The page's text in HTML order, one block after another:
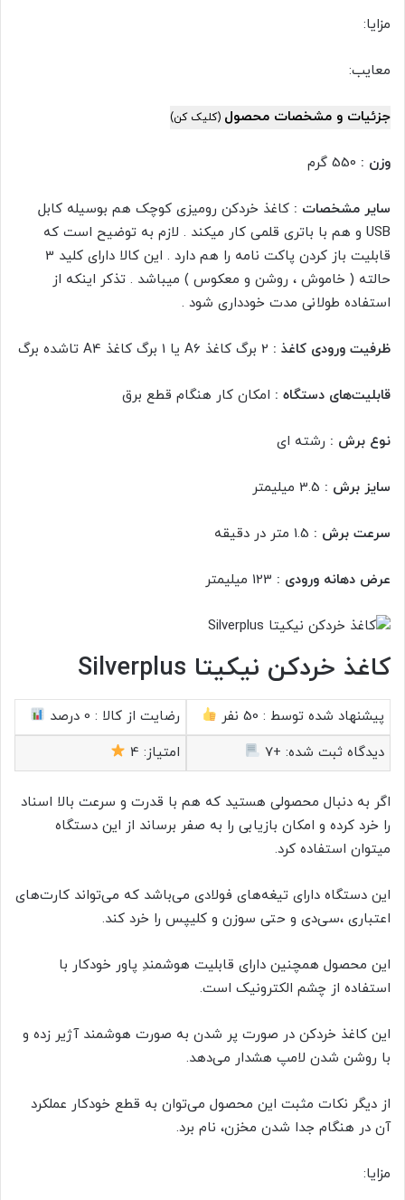
مزایا:
معایب:
جزئیات و مشخصات محصول (کلیک کن)
وزن :
سایر مشخصات : کاغذ خردکن رومیزی کوچک هم بوسیله کابل
USB و هم با باتری قلمی کار میکند . لازم به توضیح است که
قابلیت باز کردن پاکت نامه را هم دارد . این کالا دارای کلید 3
حالته ( خاموش ، روشن و معکوس ) میباشد . تذکر اینکه از
استفاده طولانی مدت خودداری شود .
ظرفیت ورودی کاغذ :
قابلیت‌های دستگاه : امکان کار هنگام قطع برق
نوع برش : رشته ای
سایز برش :
سرعت برش :
عرض دهانه ورودی :
کاغذ خردکن نیکیتا Silverplus
پیشنهاد شده توسط : 50 نفر رضایت از کالا : 0 درصد
دیدگاه ثبت شده: +7 امتیاز: 4
اگر به دنبال محصولی هستید که هم با قدرت و سرعت بالا اسناد
را خرد کرده و امکان بازیابی را به صفر برساند از این دستگاه
میتوان استفاده کرد.
این دستگاه دارای تیغه‌های فولادی می‌باشد که می‌تواند کارت‌های
اعتباری ،سی‌دی و حتی سوزن و کلیپس را خرد کند.
این محصول همچنین دارای قابلیت هوشمندِ پاور خودکار با
استفاده از چشم الکترونیک است.
این کاغذ خردکن در صورت پر شدن به صورت هوشمند آژیر زده و
با روشن شدن لامپ هشدار می‌دهد.
از دیگر نکات مثبت این محصول می‌توان به قطع خودکار عملکرد
آن در هنگام جدا شدن مخزن، نام برد.
مزایا: